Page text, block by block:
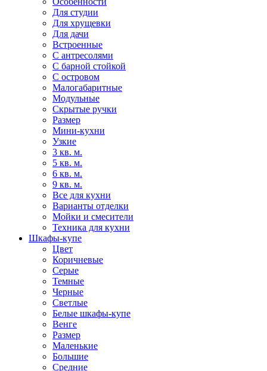
Для студии
Для хрущевки
Для дачи
Встроенные
С антресолями
С барной стойкой
С островом
Малогабаритные
Модульные
Скрытые ручки
Размер
Мини-кухни
Узкие
3 кв. м.
5 кв. м.
6 кв. м.
9 кв. м.
Все для кухни
Варианты отделки
Мойки и смесители
Техника для кухни
Шкафы-купе
Цвет
Коричневые
Серые
Темные
Черные
Светлые
Белые шкафы-купе
Венге
Размер
Маленькие
Большие
Средние